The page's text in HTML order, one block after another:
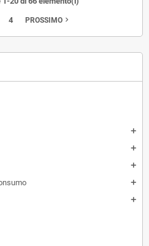
add
add
add
add
add
4 PROSSIMOnavigate_next